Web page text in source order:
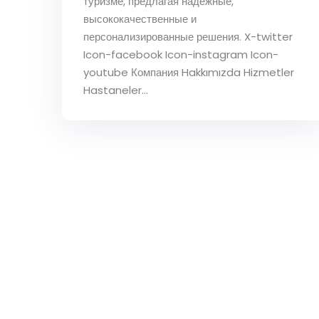
высококачественные и
персонализированные решения. X-twitter
Icon-facebook Icon-instagram Icon-
youtube Компания Hakkımızda Hizmetler
Hastaneler...